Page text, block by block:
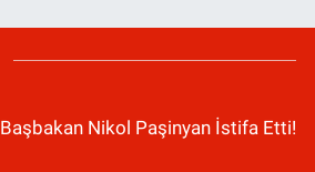
Başbakan Nikol Paşinyan İstifa Etti!